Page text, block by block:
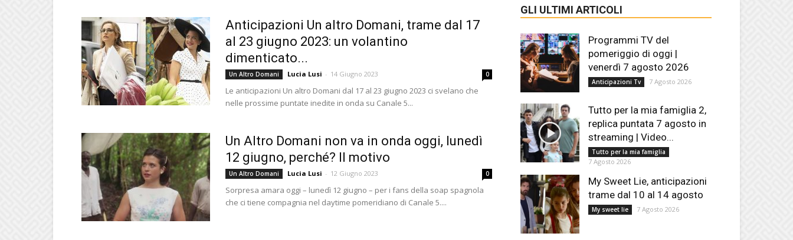
Anticipazioni Un altro Domani, trame dal 17
al 23 giugno 2023: un volantino
dimenticato...
Un Altro Domani Lucia Lusi - 14 Giugno 2023 0
Le anticipazioni Un altro Domani dal 17 al 23 giugno 2023 ci svelano che
nelle prossime puntate inedite in onda su Canale 5...
Un Altro Domani non va in onda oggi, lunedì
12 giugno, perché? Il motivo
Un Altro Domani Lucia Lusi - 12 Giugno 2023 0
Sorpresa amara oggi – lunedì 12 giugno – per i fans della soap spagnola
che ci tiene compagnia nel daytime pomeridiano di Canale 5....
GLI ULTIMI ARTICOLI
Programmi TV del
pomeriggio di oggi |
venerdì 7 agosto 2026
Anticipazioni Tv 7 Agosto 2026
Tutto per la mia famiglia 2,
replica puntata 7 agosto in
streaming | Video...
Tutto per la mia famiglia
7 Agosto 2026
My Sweet Lie, anticipazioni
trame dal 10 al 14 agosto
My sweet lie 7 Agosto 2026